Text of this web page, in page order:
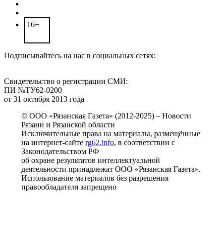
16+
Подписывайтесь на нас в социальных сетях:
Свидетельство о регистрации СМИ:
ПИ №ТУ62-0200
от 31 октября 2013 года
© ООО «Рязанская Газета» (2012-2025) – Новости
Рязани и Рязанской области
Исключительные права на материалы, размещённые
на интернет-сайте rg62.info, в соответствии с
Законодательством РФ
об охране результатов интеллектуальной
деятельности принадлежат ООО «Рязанская Газета».
Использование материалов без разрешения
правообладателя запрещено